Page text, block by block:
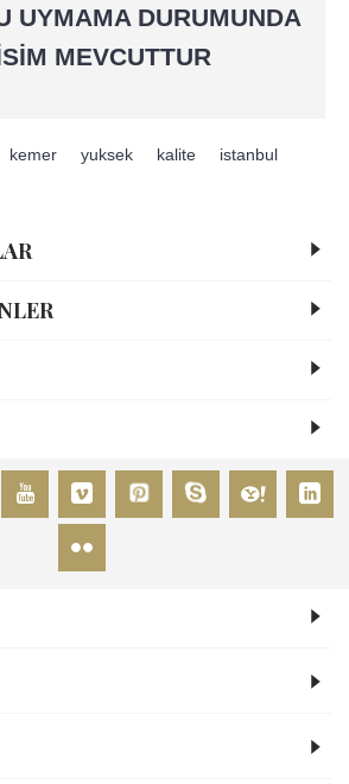
UYMAMA DURUMUNDA
MEVCUTTUR
kemer yuksek kalite istanbul